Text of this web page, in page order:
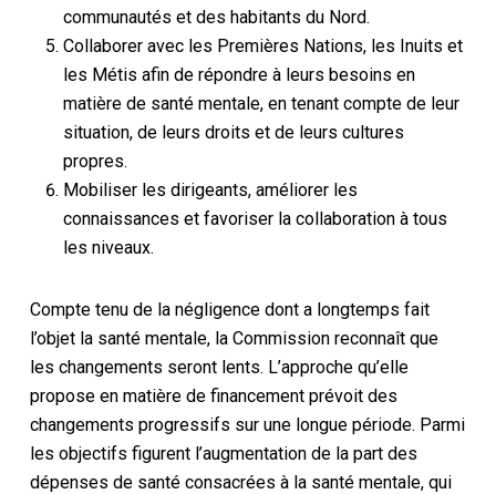
communautés et des habitants du Nord.
Collaborer avec les Premières Nations, les Inuits et
les Métis afin de répondre à leurs besoins en
matière de santé mentale, en tenant compte de leur
situation, de leurs droits et de leurs cultures
propres.
Mobiliser les dirigeants, améliorer les
connaissances et favoriser la collaboration à tous
les niveaux.
Compte tenu de la négligence dont a longtemps fait
l’objet la santé mentale, la Commission reconnaît que
les changements seront lents. L’approche qu’elle
propose en matière de financement prévoit des
changements progressifs sur une longue période. Parmi
les objectifs figurent l’augmentation de la part des
dépenses de santé consacrées à la santé mentale, qui